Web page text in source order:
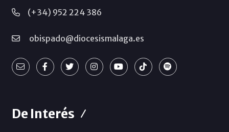
(+34) 952 224 386
obispado@diocesismalaga.es
De Interés